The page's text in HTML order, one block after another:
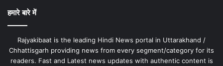
हमारे बारे में
Rajyakibaat is the leading Hindi News portal in Uttarakhand /
Chhattisgarh providing news from every segment/category for its
readers. Fast and Latest news updates with authentic content is